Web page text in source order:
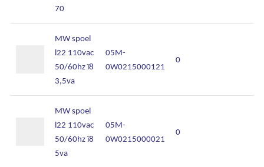
70
MW spoel
l22 110vac
50/60hz ï8
3,5va
05M-
0W0215000121
0
MW spoel
l22 110vac
50/60hz ï8
5va
05M-
0W0215000021
0